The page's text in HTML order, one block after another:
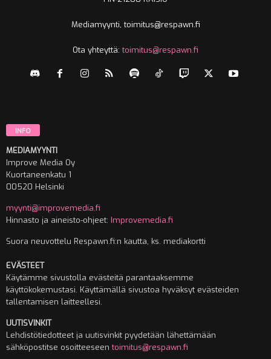
Mediamyynti, toimitus@respawn.fi
Ota yhteyttä:toimitus@respawn.fi
INFO
MEDIAMYYNTI
Improve Media Oy
Kuortaneenkatu 1
00520 Helsinki
myynti@improvemedia.fi
Hinnasto ja aineisto-ohjeet: Improvemedia.fi
Suora neuvottelu Respawn.fi:n kautta, ks. mediakortti
EVÄSTEET
Käytämme sivustolla evästeitä parantaaksemme
käyttökokemustasi. Käyttämällä sivustoa hyväksyt evästeiden
tallentamisen laitteellesi.
UUTISVINKIT
Lehdistötiedotteet ja uutisvinkit pyydetään lähettämään
sähköpostitse osoitteeseentoimitus@respawn.fi